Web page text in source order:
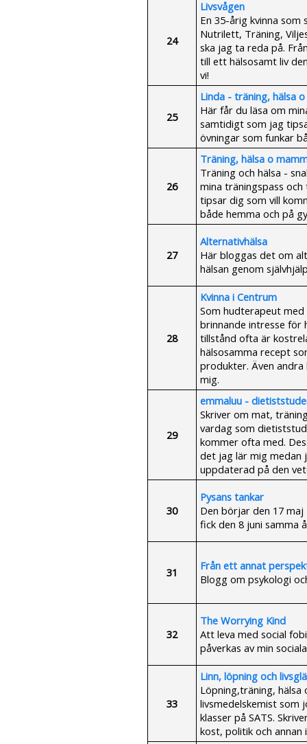
24
Livsvågen
En 35-årig kvinna
Nutrilett, Träning,
ska jag ta reda på.
till ett hälsosamt liv
vi!
25
Linda - träning, hälsa
Här får du läsa om
samtidigt som jag
övningar som funkar
26
Träning, hälsa o
Träning och hälsa -
mina träningspass
tipsar dig som vill
både hemma och på
27
Alternativhälsa
Här bloggas det om
hälsan genom
28
Kvinna i Centrum
Som hudterapeut
brinnande intresse för
tillstånd ofta är
hälsosamma recept
produkter. Även
mig.
29
emmaluu -
Skriver om mat,
vardag som
kommer ofta med.
det jag lär mig medan
uppdaterad på den
30
Pysans tankar
Den börjar den 17
fick den 8 juni samma
31
Från ett annat
Blogg om psykologi
32
The Worrying Kind
Att leva med social
påverkas av min
33
Linn, löpning och
Löpning,träning,
livsmedelskemist som
klasser på SATS.
kost, politik och annan